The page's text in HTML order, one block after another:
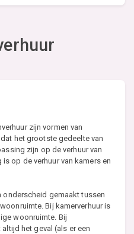
zijn vormen van
het grootste gedeelte van
zijn op de verhuur van
op de verhuur van kamers en
onderscheid gemaakt tussen
Bij kamerverhuur is
woonruimte. Bij
het geval (als er een